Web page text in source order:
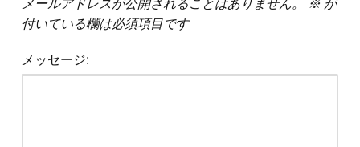
メールアドレスが公開されることはありません。 ※ が
付いている欄は必須項目です
メッセージ: